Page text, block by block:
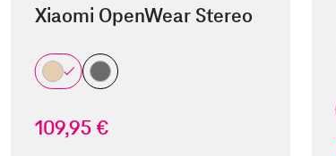
Xiaomi OpenWear Stereo
109,95 €